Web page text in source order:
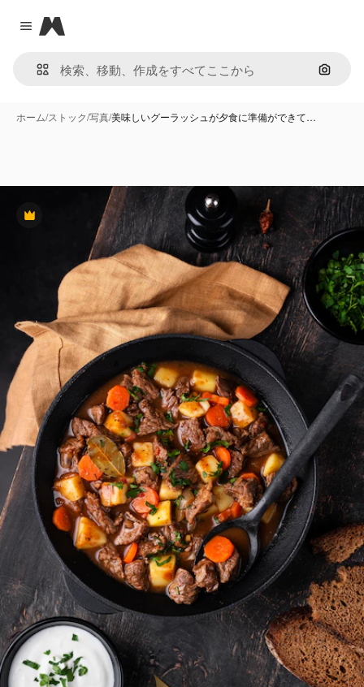
Close menu
Magnific
画像で
ホーム/ストック/写真/美味しいグーラッシュが夕食に準備ができて…
Premium